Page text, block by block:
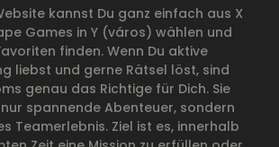
kannst Du ganz einfach aus X
Games in Y (város) wählen und
finden. Wenn Du aktive
liebst und gerne Rätsel löst, sind
genau das Richtige für Dich. Sie
spannende Abenteuer, sondern
Teamerlebnis. Ziel ist es, innerhalb